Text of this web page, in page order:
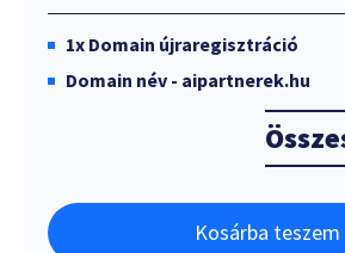
1x Domain újraregisztráció
Domain név - aipartnerek.hu
Kosárba teszem